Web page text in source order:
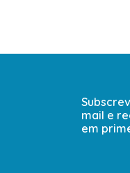
mail e
em